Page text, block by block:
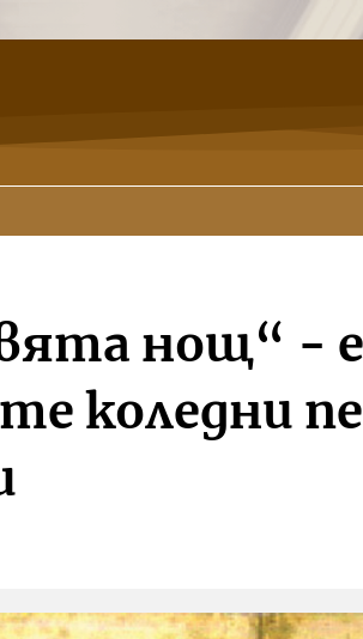
нощ“ -
коледни